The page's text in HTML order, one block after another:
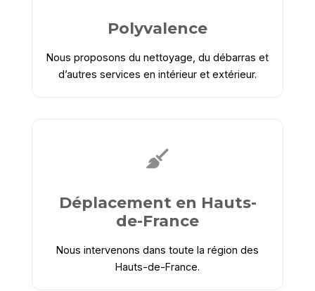
Polyvalence
Nous proposons du nettoyage, du débarras et
d’autres services en intérieur et extérieur.
Déplacement en Hauts-
de-France
Nous intervenons dans toute la région des
Hauts-de-France.